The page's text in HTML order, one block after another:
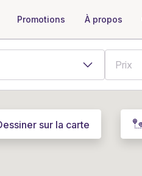
Promotions À propos
sur la carte